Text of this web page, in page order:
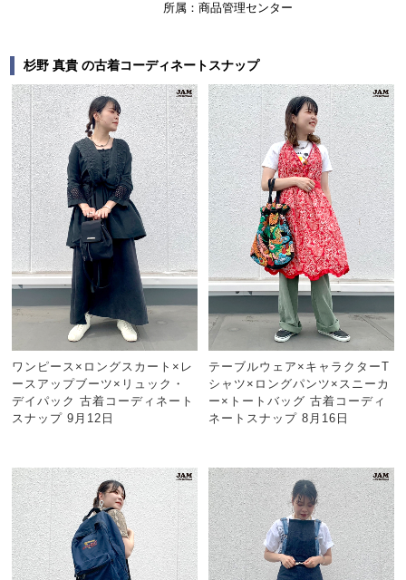
所属：商品管理センター
杉野 真貴 の古着コーディネートスナップ
ワンピース×ロングスカート×レ
ースアップブーツ×リュック・
デイパック 古着コーディネート
スナップ 9月12日
テーブルウェア×キャラクターT
シャツ×ロングパンツ×スニーカ
ー×トートバッグ 古着コーディ
ネートスナップ 8月16日